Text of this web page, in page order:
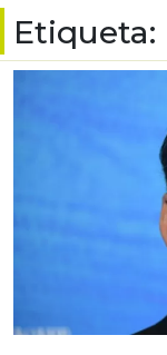
Etiqueta: